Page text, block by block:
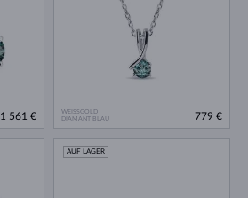
1 561 €
WEISSGOLD
DIAMANT BLAU
779 €
AUF LAGER